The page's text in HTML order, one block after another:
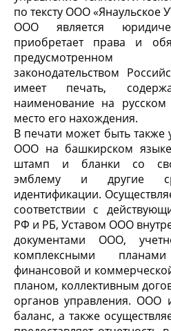
по тексту ООО «Янаульское
ООО является
приобретает права и
законодательством
имеет печать,
наименование на
место его нахождения.
В печати может быть также
ООО на башкирском
штамп и бланки со
эмблему и другие
идентификации.
соответствии с
РФ и РБ, Уставом ООО
документами ООО,
комплексными планами
финансовой и
планом, коллективным
органов управления. ООО
баланс, а также